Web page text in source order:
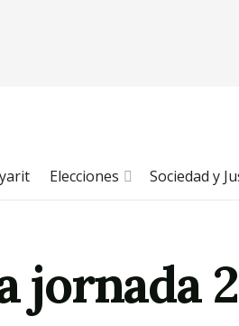
Elecciones Sociedad y
jornada